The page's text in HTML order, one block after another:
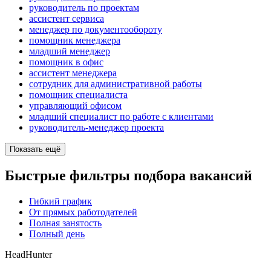
руководитель по проектам
ассистент сервиса
менеджер по документообороту
помощник менеджера
младший менеджер
помощник в офис
ассистент менеджера
сотрудник для административной работы
помощник специалиста
управляющий офисом
младший специалист по работе с клиентами
руководитель-менеджер проекта
Показать ещё
Быстрые фильтры подбора вакансий
Гибкий график
От прямых работодателей
Полная занятость
Полный день
HeadHunter